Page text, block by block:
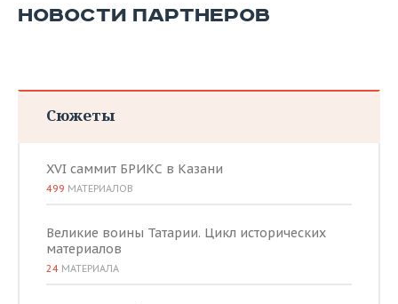
НОВОСТИ ПАРТНЕРОВ
Сюжеты
XVI саммит БРИКС в Казани
499 МАТЕРИАЛОВ
Великие воины Татарии. Цикл исторических
материалов
24 МАТЕРИАЛА